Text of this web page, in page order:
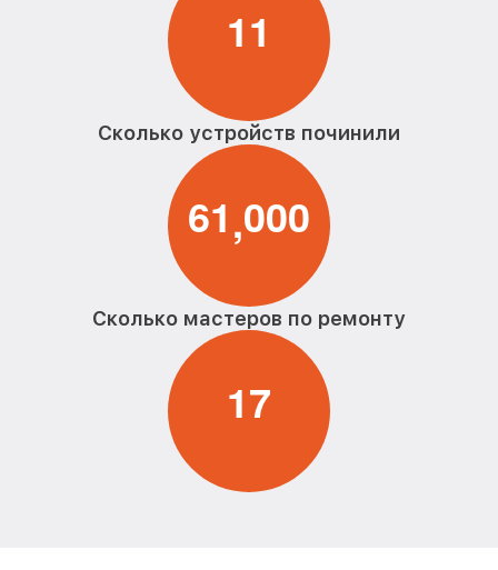
11
Сколько устройств починили
61,000
Сколько мастеров по ремонту
17